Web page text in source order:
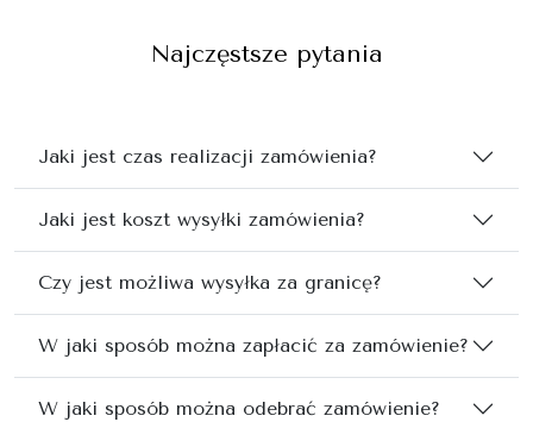
Najczęstsze pytania
Jaki jest czas realizacji zamówienia?
Jaki jest koszt wysyłki zamówienia?
Czy jest możliwa wysyłka za granicę?
W jaki sposób można zapłacić za zamówienie?
W jaki sposób można odebrać zamówienie?